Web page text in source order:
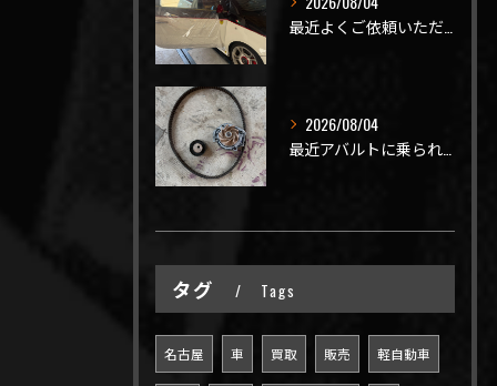
2026/08/04
タグ Tags
名古屋 車 買取 販売 軽自動車